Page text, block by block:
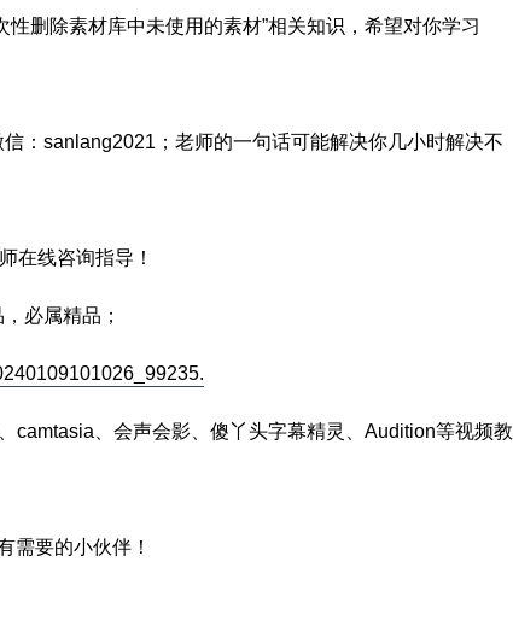
性删除素材库中未使用的素材”相关知识，希望对你学习
：sanlang2021；老师的一句话可能解决你几小时解决不
在线咨询指导！
必属精品；
camtasia、会声会影、傻丫头字幕精灵、Audition等视频教
需要的小伙伴！